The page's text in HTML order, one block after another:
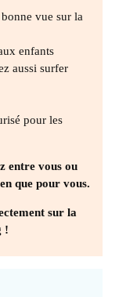
vue sur la
enfants
aussi surfer
pour les
entre vous ou
que pour vous.
sur la
!